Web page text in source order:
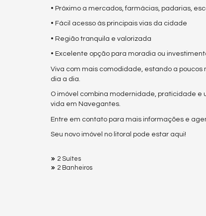
• Próximo a mercados, farmácias, padarias,
• Fácil acesso às principais vias da cidade
• Região tranquila e valorizada
• Excelente opção para moradia ou
Viva com mais comodidade, estando a
dia a dia.
O imóvel combina modernidade, praticidade
vida em Navegantes.
Entre em contato para mais informações e
Seu novo imóvel no litoral pode estar aqui!
2 Suítes
2 Banheiros